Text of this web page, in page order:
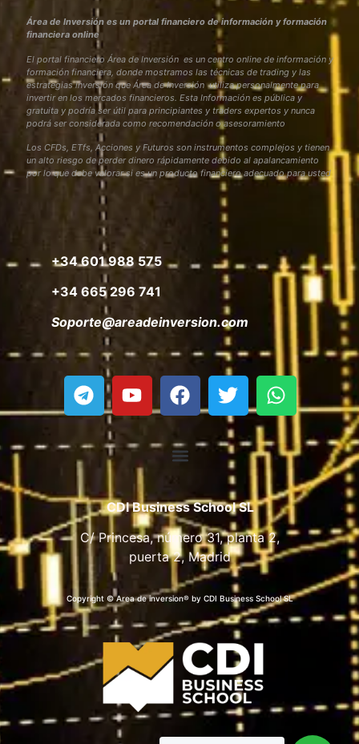
Área de Inversión es un portal financiero de información y formación
financiera online
El portal financiero Área de Inversión es un centro online de información y
formación financiera, donde mostramos las técnicas de trading y las
estrategias inversión que Área de Inversión utiliza personalmente para
invertir en los mercados financieros. Esta Información es pública y
gratuita y podría ser útil para principiantes y traders expertos y nunca
podrá ser considerada como recomendación o asesoramiento
Los CFDs, ETfs, Acciones y Futuros son instrumentos complejos y tienen
un alto riesgo de perder dinero rápidamente debido al apalancamiento
por lo que debe valorar si es un producto financiero adecuado para usted
+34 601 988 575
+34 665 296 741
Soporte@areadeinversion.com
CDI Business School SL
C/ Princesa, número 31, planta 2,
puerta 2, Madrid
Copyright © Area de inversion® by CDI Business School SL